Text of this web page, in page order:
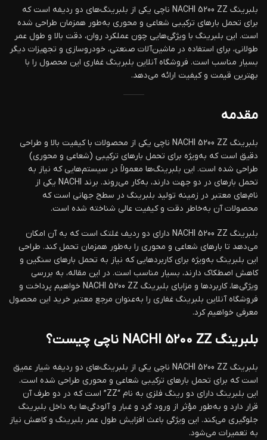
بلبرینگ NACHI 5200 ZZ ناچی یکی از بلبرینگ‌های دو ردیفه است که
برای تحمل بارهای ترکیبی شعاعی و محوری به‌طور همزمان طراحی شده
است. این بلبرینگ با ویژگی‌هایی چون عملکرد روان، دقت بالا و طول عمر
طولانی، برای استفاده در ماشین‌آلات صنعتی، خودروسازی و تجهیزات دیگر
بسیار مناسب است. فروشگاه آنلاین بلبرینگ غفاری این محصول را با
بهترین قیمت و کیفیت ارائه می‌دهد.
مقدمه
بلبرینگ NACHI 5200 ZZ ناچی یکی از محصولات با کیفیت بالا و طراحی
دقیق است که به‌ویژه برای تحمل بارهای ترکیبی (شعاعی و محوری)
طراحی شده است. این بلبرینگ‌ها معمولاً در سیستم‌هایی که نیاز به
تحمل بارهای در دو جهت دارند، به‌کار می‌روند. برند NACHI یکی از
نام‌های معتبر در زمینه تولید بلبرینگ در سطح جهانی است که
محصولات آن به‌خاطر دقت و کیفیت عالی شناخته شده است.
بلبرینگ NACHI 5200 ZZ دارای دو ردیف غلتک است که به آن امکان
می‌دهد تا بارهای شعاعی و محوری را به‌طور همزمان تحمل کند. طراحی
این بلبرینگ به‌ویژه برای کاربردهایی که نیاز به تحمل بارهای سنگین و
کاهش اصطکاک دارند، بسیار مناسب است. در این مقاله، به بررسی
ویژگی‌ها، کاربردها و مزایای بلبرینگ NACHI 5200 ZZ خواهیم پرداخت و
فروشگاه آنلاین بلبرینگ غفاری را به‌عنوان مرجع معتبر خرید این محصول
معرفی خواهیم کرد.
بلبرینگ NACHI 5200 ZZ ناچی چیست؟
بلبرینگ NACHI 5200 ZZ ناچی یکی از بلبرینگ‌های دو ردیفه شیار عمیق
است که برای تحمل بارهای ترکیبی شعاعی و محوری طراحی شده است.
این بلبرینگ دارای دو رینگ فلزی به نام “ZZ” است که در دو طرف آن
قرار دارد و به‌طور مؤثر از ورود گرد و غبار و آلودگی‌ها به داخل بلبرینگ
جلوگیری می‌کند. این ویژگی باعث افزایش طول عمر بلبرینگ و کاهش نیاز
به تعمیرات می‌شود.